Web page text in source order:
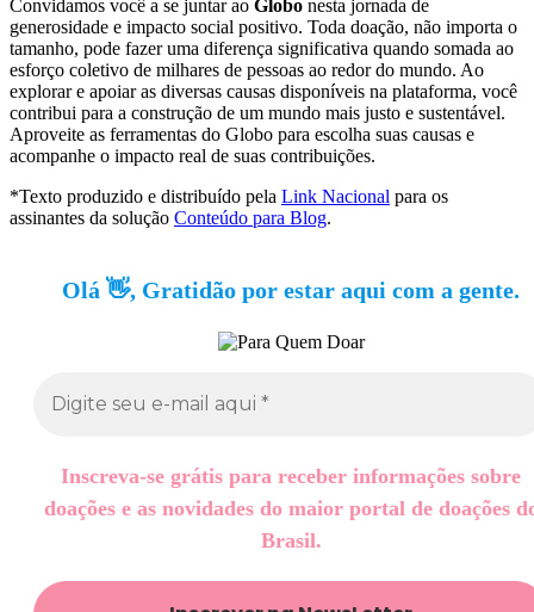
Convidamos você a se juntar ao Globo nesta jornada de
generosidade e impacto social positivo. Toda doação, não importa o
tamanho, pode fazer uma diferença significativa quando somada ao
esforço coletivo de milhares de pessoas ao redor do mundo. Ao
explorar e apoiar as diversas causas disponíveis na plataforma, você
contribui para a construção de um mundo mais justo e sustentável.
Aproveite as ferramentas do Globo para escolha suas causas e
acompanhe o impacto real de suas contribuições.
*Texto produzido e distribuído pela Link Nacional para os
assinantes da solução Conteúdo para Blog.
Olá 👋, Gratidão por estar aqui com a gente.
Inscreva-se grátis para receber informações sobre
doações e as novidades do maior portal de doações
Brasil.